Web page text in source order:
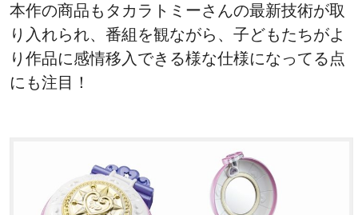
本作の商品もタカラトミーさんの最新技術が取
り入れられ、番組を観ながら、子どもたちがよ
り作品に感情移入できる様な仕様になってる点
にも注目！